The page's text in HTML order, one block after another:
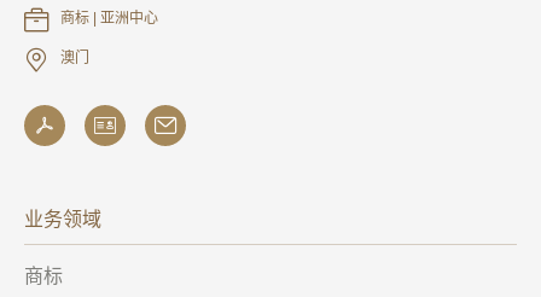
商标 | 亚洲中心
澳门
业务领域
商标